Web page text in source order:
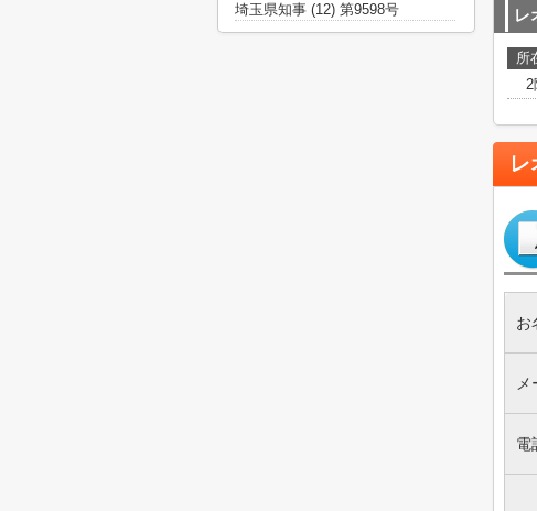
レ
所
2
レ
お
電
埼玉県知事 (12) 第9598号